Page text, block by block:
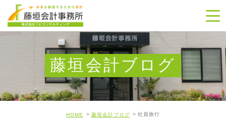
藤垣会計ブログ
HOME 藤垣会計ブログ 社員旅行